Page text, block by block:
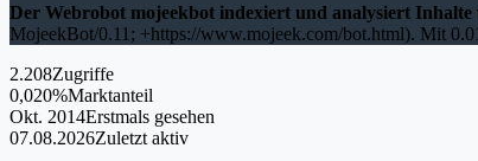
Der Webrobot mojeekbot indexiert und analysiert Inhalte
MojeekBot/0.11; +https://www.mojeek.com/bot.html). Mit
2.208Zugriffe
0,020%Marktanteil
Okt. 2014Erstmals gesehen
07.08.2026Zuletzt aktiv